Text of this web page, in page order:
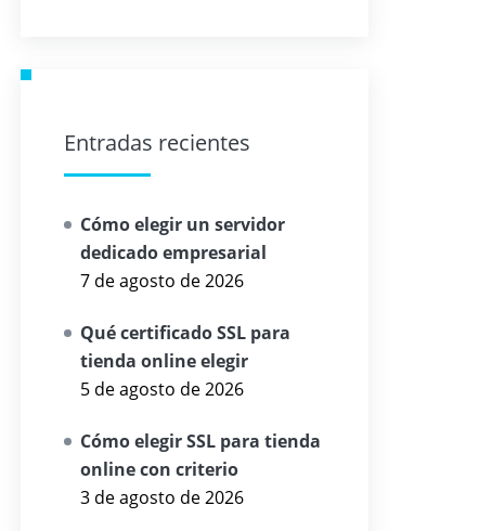
Entradas recientes
Cómo elegir un servidor
dedicado empresarial
7 de agosto de 2026
Qué certificado SSL para
tienda online elegir
5 de agosto de 2026
Cómo elegir SSL para tienda
online con criterio
3 de agosto de 2026